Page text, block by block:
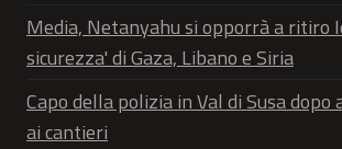
Media, Netanyahu si opporrà a ritiro
sicurezza' di Gaza, Libano e Siria
Capo della polizia in Val di Susa dopo
ai cantieri